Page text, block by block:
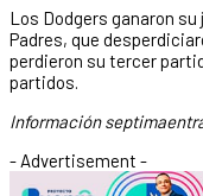
Los Dodgers ganaron su
Padres, que
perdieron su tercer
partidos.
Información
- Advertisement -